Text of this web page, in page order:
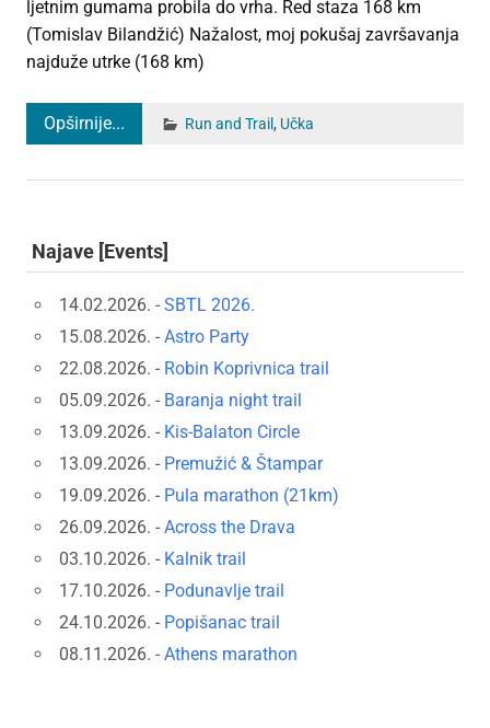
ljetnim gumama probila do vrha. Red staza 168 km
(Tomislav Bilandžić) Nažalost, moj pokušaj završavanja
najduže utrke (168 km)
Opširnije... Run and Trail, Učka
Najave [Events]
14.02.2026. - SBTL 2026.
15.08.2026. - Astro Party
22.08.2026. - Robin Koprivnica trail
05.09.2026. - Baranja night trail
13.09.2026. - Kis-Balaton Circle
13.09.2026. - Premužić & Štampar
19.09.2026. - Pula marathon (21km)
26.09.2026. - Across the Drava
03.10.2026. - Kalnik trail
17.10.2026. - Podunavlje trail
24.10.2026. - Popišanac trail
08.11.2026. - Athens marathon